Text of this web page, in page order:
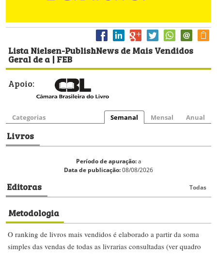
Lista Nielsen-PublishNews de Mais Vendidos
Geral de a | FEB
Apoio:
Categorias Semanal Mensal Anual
Livros
Período de apuração:a
Data de publicação:08/08/2026
Editoras Todas
Metodologia
O ranking de livros mais vendidos é elaborado a partir da soma
simples das vendas de todas as livrarias consultadas (ver quadro